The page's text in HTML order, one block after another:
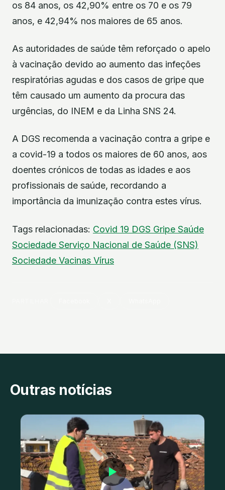
os 84 anos, os 42,90% entre os 70 e os 79
anos, e 42,94% nos maiores de 65 anos.
As autoridades de saúde têm reforçado o apelo
à vacinação devido ao aumento das infeções
respiratórias agudas e dos casos de gripe que
têm causado um aumento da procura das
urgências, do INEM e da Linha SNS 24.
A DGS recomenda a vacinação contra a gripe e
a covid-19 a todos os maiores de 60 anos, aos
doentes crónicos de todas as idades e aos
profissionais de saúde, recordando a
importância da imunização contra estes vírus.
Tags relacionadas: Covid 19 DGS Gripe Saúde
Sociedade Serviço Nacional de Saúde (SNS)
Sociedade Vacinas Vírus
Outras notícias
▶